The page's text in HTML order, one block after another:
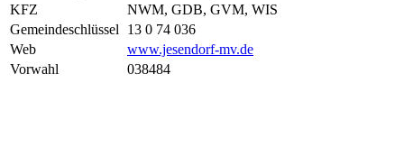
KFZ
NWM, GDB, GVM, WIS
Gemeindeschlüssel
13 0 74 036
Web
www.jesendorf-mv.de
Vorwahl
038484